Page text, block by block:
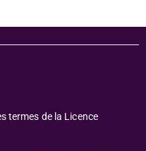
termes de la Licence